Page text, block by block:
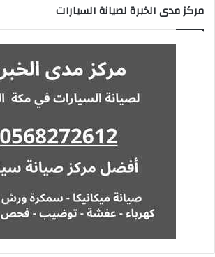
مركز مدى الخبرة لصيانة السيارات